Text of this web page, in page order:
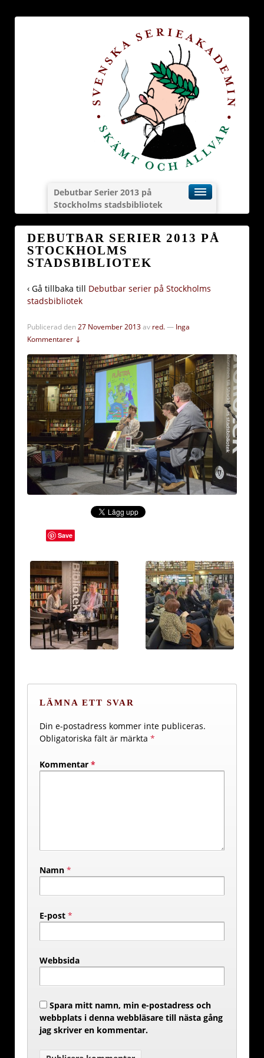
Debutbar Serier 2013 på
Stockholms stadsbibliotek
DEBUTBAR SERIER 2013 PÅ
STOCKHOLMS
STADSBIBLIOTEK
‹ Gå tillbaka till Debutbar serier på Stockholms
stadsbibliotek
Publicerad den27 November 2013av red.— Inga
Kommentarer ↓
Save
LÄMNA ETT SVAR
Din e-postadress kommer inte publiceras.
Obligatoriska fält är märkta *
Kommentar *
Namn *
E-post *
Webbsida
Spara mitt namn, min e-postadress och
webbplats i denna webbläsare till nästa gång
jag skriver en kommentar.